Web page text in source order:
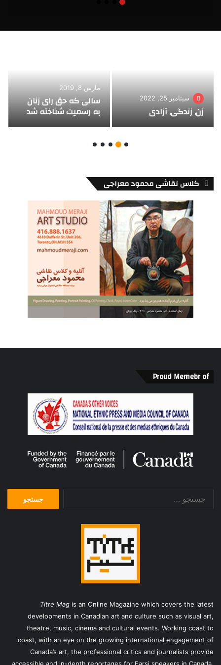
سپتامبر 25, 2022
زن, زندگی, آزادی
مارس 8, 2019
سالی که حق رای زنان
به رسمیت شناخته شد
کلاس نقاشی محمود معراجی
Proud Memebr of
Titre Mag is an Online Magazine which covers the latest
developments in Canadian art and culture such as visual art,
theatre, music, cinema and cultural events. Working coast to
coast, with an eye on the growing international engagement of
Canada’s art, the professional critics and journalists provide
accessible and in-depth reportages for Farsi speakers in Canada,